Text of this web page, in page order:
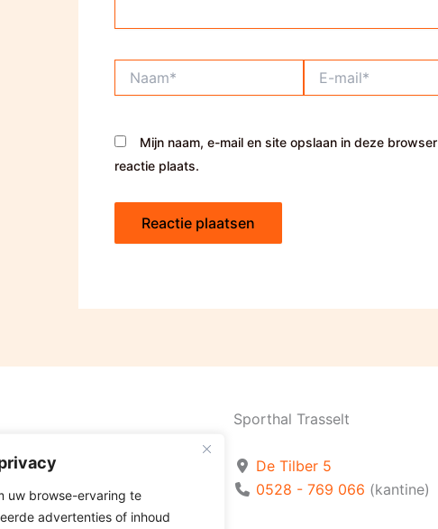
uw browse-ervaring te
advertenties of inhoud
mail*
Mijn naam, e-mail en site opslaan in deze
reactie plaats.
Sporthal Trasselt
De Tilber 5
0528 - 769 066 (kantine)